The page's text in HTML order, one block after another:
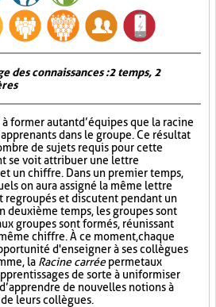
des connaissances : 2 temps, 2
former autant d’équipes que la racine
dans le groupe. Ce résultat
de sujets requis pour cette
se voit attribuer une lettre
un chiffre. Dans un premier temps,
on aura assigné la même lettre
regroupés et discutent pendant un
deuxième temps, les groupes sont
groupes sont formés, réunissant
chiffre. À ce moment, chaque
d'enseigner à ses collègues
la Racine carréepermet aux
de sorte à uniformiser
de nouvelles notions à
leurs collègues.